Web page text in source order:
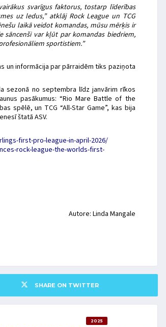
svarīgus faktorus, tostarp līderības
uz ledus,” atklāj Rock League un TCG
laikā veidot komandas, mūsu mērķis ir
sāncenši var kļūt par komandas biedriem,
sportistiem.”
un informācija par pārraidēm tiks paziņota
sezonā no septembra līdz janvārim rīkos
pasākumus: “Rio Mare Battle of the
spēlē, un TCG “All-Star Game”, kas bija
štatā ASV.
first-pro-league-in-april-2026/
rock-league-the-worlds-first-
Autore: Linda Mangale
SHARE ON TWITTER
2025